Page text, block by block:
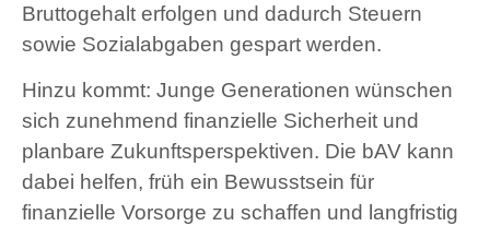
Bruttogehalt erfolgen und dadurch Steuern
sowie Sozialabgaben gespart werden.
Hinzu kommt: Junge Generationen wünschen
sich zunehmend finanzielle Sicherheit und
planbare Zukunftsperspektiven. Die bAV kann
dabei helfen, früh ein Bewusstsein für
finanzielle Vorsorge zu schaffen und langfristig